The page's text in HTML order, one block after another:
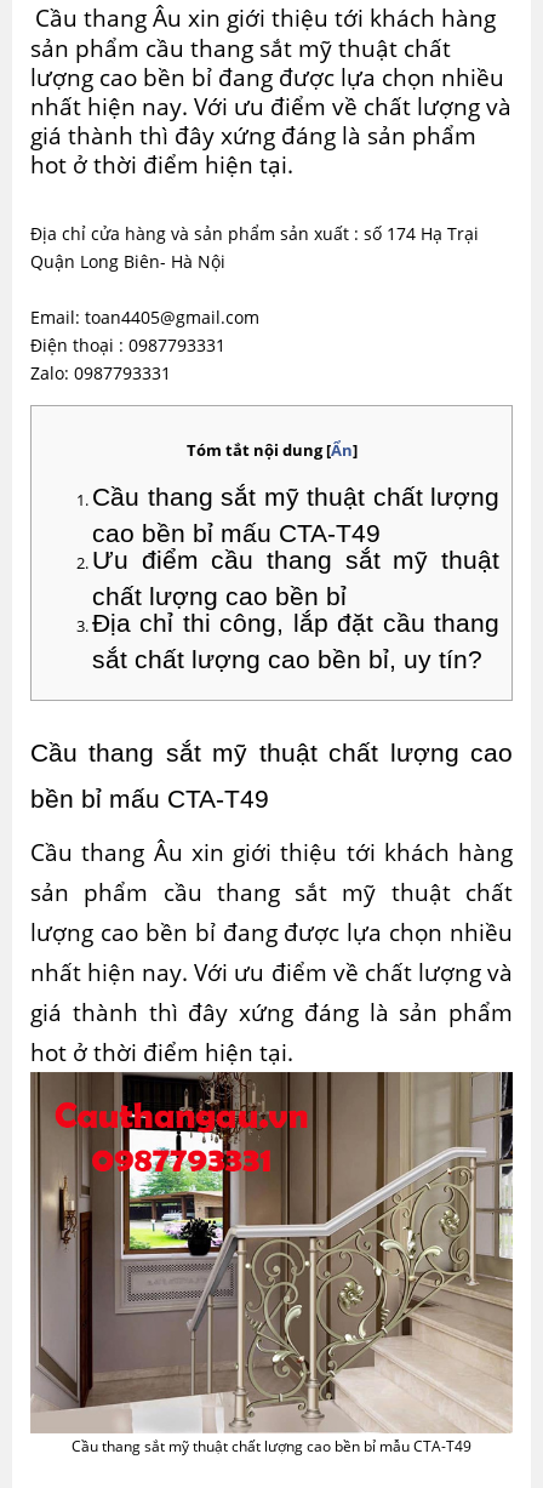
Cầu thang Âu xin giới thiệu tới khách hàng
sản phẩm cầu thang sắt mỹ thuật chất
lượng cao bền bỉ đang được lựa chọn nhiều
nhất hiện nay. Với ưu điểm về chất lượng và
giá thành thì đây xứng đáng là sản phẩm
hot ở thời điểm hiện tại.
Địa chỉ cửa hàng và sản phẩm sản xuất : số 174 Hạ Trại
Quận Long Biên- Hà Nội
Email: toan4405@gmail.com
Điện thoại : 0987793331
Zalo: 0987793331
Tóm tắt nội dung[Ẩn]
Cầu thang sắt mỹ thuật chất lượng
cao bền bỉ mấu CTA-T49
Ưu điểm cầu thang sắt mỹ thuật
chất lượng cao bền bỉ
Địa chỉ thi công, lắp đặt cầu thang
sắt chất lượng cao bền bỉ, uy tín?
Cầu thang sắt mỹ thuật chất lượng cao
bền bỉ mấu CTA-T49
Cầu thang Âu xin giới thiệu tới khách hàng
sản phẩm cầu thang sắt mỹ thuật chất
lượng cao bền bỉđang được lựa chọn nhiều
nhất hiện nay. Với ưu điểm về chất lượng và
giá thành thì đây xứng đáng là sản phẩm
hot ở thời điểm hiện tại.
Cầu thang sắt mỹ thuật chất lượng cao bền bỉ mẫu CTA-T49